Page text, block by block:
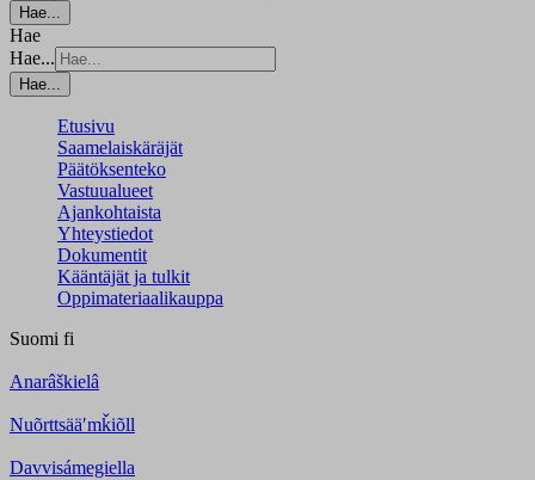
Hae...
Hae
Hae...
Hae...
Etusivu
Saamelaiskäräjät
Päätöksenteko
Vastuualueet
Ajankohtaista
Yhteystiedot
Dokumentit
Kääntäjät ja tulkit
Oppimateriaalikauppa
Suomi fi
Anarâškielâ
Nuõrttsääʹmǩiõll
Davvisámegiella